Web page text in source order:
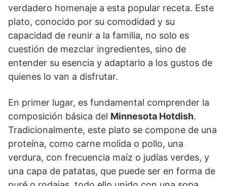
verdadero homenaje a esta popular receta. Este
plato, conocido por su comodidad y su
capacidad de reunir a la familia, no solo es
cuestión de mezclar ingredientes, sino de
entender su esencia y adaptarlo a los gustos de
quienes lo van a disfrutar.
En primer lugar, es fundamental comprender la
composición básica del Minnesota Hotdish.
Tradicionalmente, este plato se compone de una
proteína, como carne molida o pollo, una
verdura, con frecuencia maíz o judías verdes, y
una capa de patatas, que puede ser en forma de